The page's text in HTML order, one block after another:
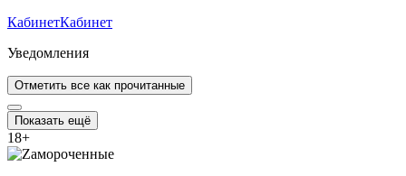
КабинетКабинет
Уведомления
Отметить все как прочитанные
Показать ещё
18+